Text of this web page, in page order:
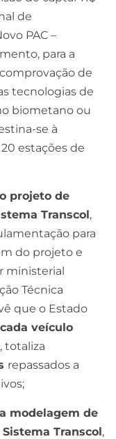
de
PAC –
para a
de
tecnologias de
biometano ou
se à
estações de
projeto de
Transcol,
para
do projeto e
ministerial
Técnica
que o Estado
veículo
totaliza
repassados a
modelagem de
Transcol,